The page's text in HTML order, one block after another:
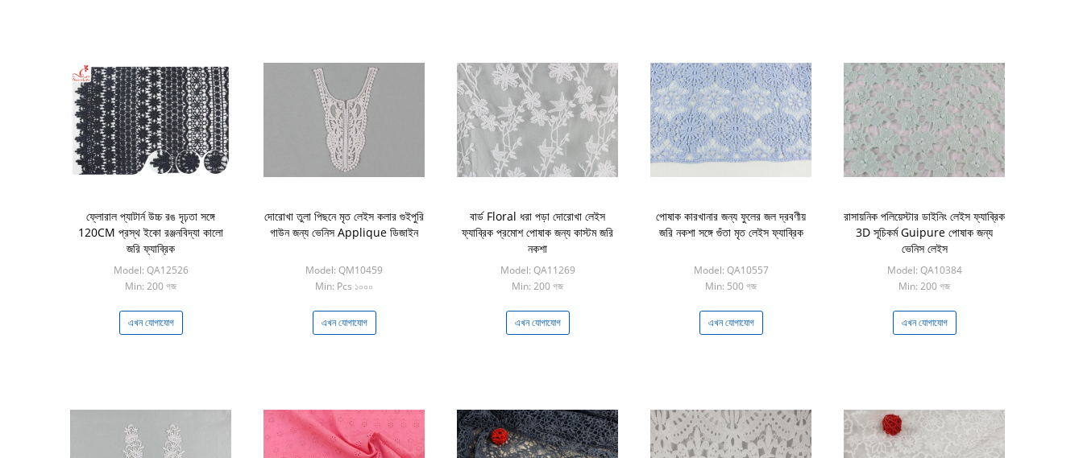
ফ্লোরাল প্যাটার্ন উচ্চ রঙ দৃঢ়তা সঙ্গে
120CM প্রস্থ ইকো রঞ্জনবিদ্যা কালো
জরি ফ্যাব্রিক
Model: QA12526
Min: 200 গজ
এখন যোগাযোগ
দোরোখা তুলা পিছনে মৃত লেইস কলার গুইপুরি
গাউন জন্য ভেনিস Applique ডিজাইন
Model: QM10459
Min: Pcs ১০০০
এখন যোগাযোগ
বার্ড Floral ধরা পড়া দোরোখা লেইস
ফ্যাব্রিক প্রমোশ পোষাক জন্য কাস্টম জরি
নকশা
Model: QA11269
Min: 200 গজ
এখন যোগাযোগ
পোষাক কারখানার জন্য ফুলের জল দ্রবণীয়
জরি নকশা সঙ্গে গুঁতা মৃত লেইস ফ্যাব্রিক
Model: QA10557
Min: 500 গজ
এখন যোগাযোগ
রাসায়নিক পলিয়েস্টার ডাইনিং লেইস ফ্যাব্রিক
3D সূচিকর্ম Guipure পোষাক জন্য
ভেনিস লেইস
Model: QA10384
Min: 200 গজ
এখন যোগাযোগ